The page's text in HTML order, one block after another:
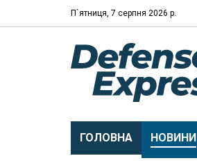
П`ятниця, 7 серпня 2026 р.
ГОЛОВНА НОВИНИ